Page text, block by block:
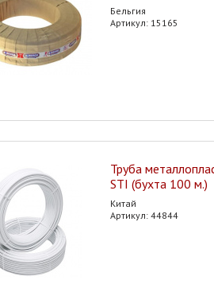
Бельгия
Артикул: 15165
Труба
STI (бухта 100 м.)
Китай
Артикул: 44844